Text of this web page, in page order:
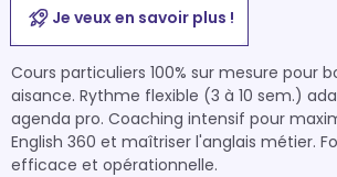
Je veux en savoir plus !
Cours particuliers 100% sur mesure pour
aisance. Rythme flexible (3 à 10 sem.)
agenda pro. Coaching intensif pour
English 360 et maîtriser l'anglais métier.
efficace et opérationnelle.